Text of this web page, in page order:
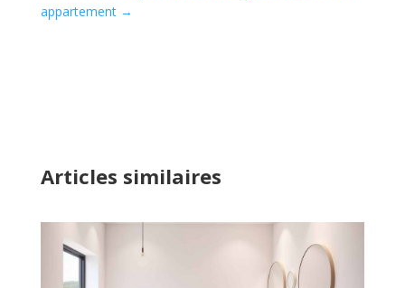
appartement→
Articles similaires